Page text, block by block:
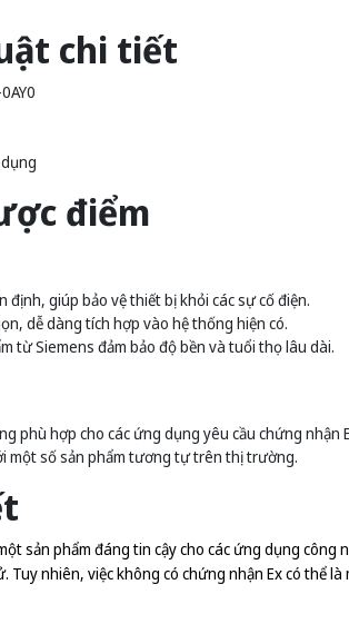
chi tiết
điểm
định, giúp bảo vệ thiết bị khỏi các sự cố điện.
dễ dàng tích hợp vào hệ thống hiện có.
từ Siemens đảm bảo độ bền và tuổi thọ lâu dài.
phù hợp cho các ứng dụng yêu cầu chứng nhận
một số sản phẩm tương tự trên thị trường.
sản phẩm đáng tin cậy cho các ứng dụng
Tuy nhiên, việc không có chứng nhận Ex có thể